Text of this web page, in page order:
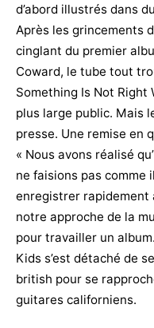
d’abord illustrés dans
Après les grincements
cinglant du premier
Coward, le tube tout
Something Is Not Right
plus large public. Mais
presse. Une remise en
« Nous avons réalisé
ne faisions pas comme
enregistrer rapidement
notre approche de la
pour travailler un
Kids s’est détaché de
british pour se
guitares californiens.